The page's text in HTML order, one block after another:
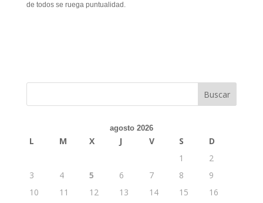
de todos se ruega puntualidad.
agosto 2026
L M X J V S
D
1
2
3
4 5 6 7 8
9
10
11 12 13 14 15
16